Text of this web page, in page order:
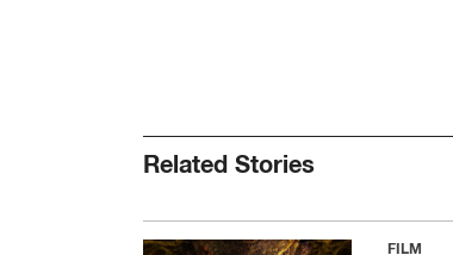
Related Stories
FILM